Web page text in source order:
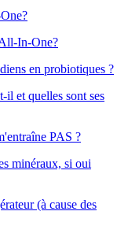
In-One?
en probiotiques ?
et quelles sont ses
PAS ?
minéraux, si oui
(à cause des